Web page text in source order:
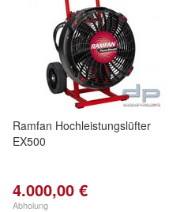
Ramfan Hochleistungslüfter
EX500
4.000,00 €
Abholung